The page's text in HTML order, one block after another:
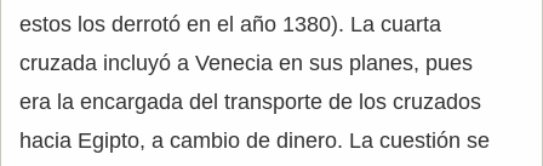
estos los derrotó en el año 1380). La cuarta
cruzada incluyó a Venecia en sus planes, pues
era la encargada del transporte de los cruzados
hacia Egipto, a cambio de dinero. La cuestión se